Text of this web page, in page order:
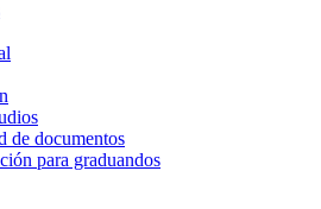
de documentos
para graduandos